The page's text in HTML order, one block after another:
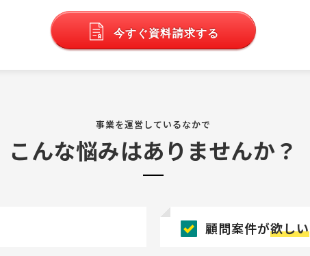
今すぐ資料請求する
事業を運営しているなかで
こんな悩みはありませんか？
顧問案件が欲しい